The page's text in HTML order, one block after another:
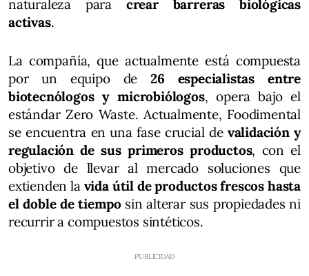
naturaleza para crear barreras biológicas
activas.
La compañía, que actualmente está compuesta
por un equipo de26 especialistas entre
biotecnólogos y microbiólogos, opera bajo el
estándar Zero Waste. Actualmente, Foodimental
se encuentra en una fase crucial de validación y
regulación de sus primeros productos, con el
objetivo de llevar al mercado soluciones que
extienden lavida útil de productos frescos hasta
el doble de tiemposin alterar sus propiedades ni
recurrir a compuestos sintéticos.